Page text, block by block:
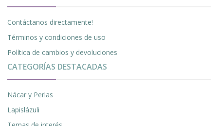
Contáctanos directamente!
Términos y condiciones de uso
Política de cambios y devoluciones
CATEGORÍAS DESTACADAS
Nácar y Perlas
Lapislázuli